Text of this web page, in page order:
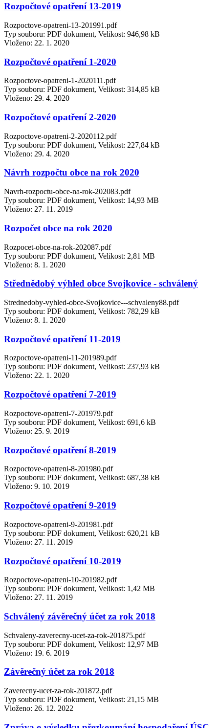
Rozpočtové opatření 13-2019
Rozpoctove-opatreni-13-201991.pdf
Typ souboru: PDF dokument, Velikost: 946,98 kB
Vloženo: 22. 1. 2020
Rozpočtové opatření 1-2020
Rozpoctove-opatreni-1-2020111.pdf
Typ souboru: PDF dokument, Velikost: 314,85 kB
Vloženo: 29. 4. 2020
Rozpočtové opatření 2-2020
Rozpoctove-opatreni-2-2020112.pdf
Typ souboru: PDF dokument, Velikost: 227,84 kB
Vloženo: 29. 4. 2020
Návrh rozpočtu obce na rok 2020
Navrh-rozpoctu-obce-na-rok-202083.pdf
Typ souboru: PDF dokument, Velikost: 14,93 MB
Vloženo: 27. 11. 2019
Rozpočet obce na rok 2020
Rozpocet-obce-na-rok-202087.pdf
Typ souboru: PDF dokument, Velikost: 2,81 MB
Vloženo: 8. 1. 2020
Střednědobý výhled obce Svojkovice - schválený
Strednedoby-vyhled-obce-Svojkovice---schvaleny88.pdf
Typ souboru: PDF dokument, Velikost: 782,29 kB
Vloženo: 8. 1. 2020
Rozpočtové opatření 11-2019
Rozpoctove-opatreni-11-201989.pdf
Typ souboru: PDF dokument, Velikost: 237,93 kB
Vloženo: 22. 1. 2020
Rozpočtové opatření 7-2019
Rozpoctove-opatreni-7-201979.pdf
Typ souboru: PDF dokument, Velikost: 691,6 kB
Vloženo: 25. 9. 2019
Rozpočtové opatření 8-2019
Rozpoctove-opatreni-8-201980.pdf
Typ souboru: PDF dokument, Velikost: 687,38 kB
Vloženo: 9. 10. 2019
Rozpočtové opatření 9-2019
Rozpoctove-opatreni-9-201981.pdf
Typ souboru: PDF dokument, Velikost: 620,21 kB
Vloženo: 27. 11. 2019
Rozpočtové opatření 10-2019
Rozpoctove-opatreni-10-201982.pdf
Typ souboru: PDF dokument, Velikost: 1,42 MB
Vloženo: 27. 11. 2019
Schválený závěrečný účet za rok 2018
Schvaleny-zaverecny-ucet-za-rok-201875.pdf
Typ souboru: PDF dokument, Velikost: 12,97 MB
Vloženo: 19. 6. 2019
Závěrečný účet za rok 2018
Zaverecny-ucet-za-rok-201872.pdf
Typ souboru: PDF dokument, Velikost: 21,15 MB
Vloženo: 26. 12. 2022